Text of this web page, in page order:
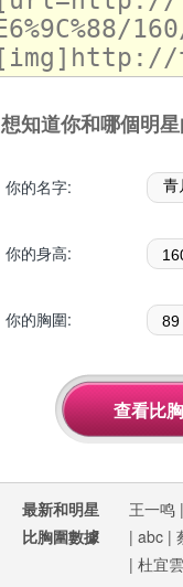
想知道你和哪個明
你的名字:
你的身高:
你的胸圍:
最新和明星
比胸圍數據
王一鸣
| abc |
| 杜宜雲